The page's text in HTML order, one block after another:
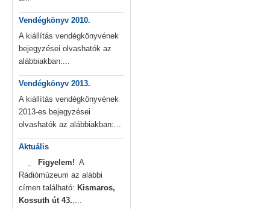
Vendégkönyv 2010.
A kiállítás vendégkönyvének
bejegyzései olvashatók az
alábbiakban:...
Vendégkönyv 2013.
A kiállítás vendégkönyvének
2013-es bejegyzései
olvashatók az alábbiakban:...
Aktuális
Figyelem! A
Rádiómúzeum az alábbi
címen található: Kismaros,
Kossuth út 43.,...